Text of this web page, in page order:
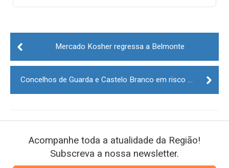
Post
navigationMercado Kosher regressa a Belmonte
Concelhos de Guarda e Castelo Branco em risco muito elevado de incêndio
Acompanhe toda a atualidade da Região!
Subscreva a nossa newsletter.